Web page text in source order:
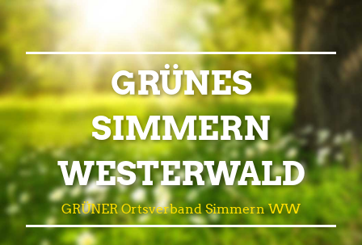
GRÜNES
SIMMERN
WESTERWALD
GRÜNER Ortsverband Simmern WW